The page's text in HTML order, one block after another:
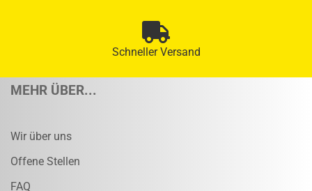
Schneller Versand
MEHR ÜBER...
Wir über uns
Offene Stellen
FAQ